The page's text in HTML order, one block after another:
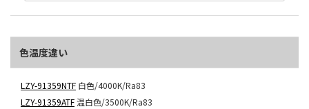
色温度違い
LZY-91359NTF 白色/4000K/Ra83
LZY-91359ATF温白色/3500K/Ra83